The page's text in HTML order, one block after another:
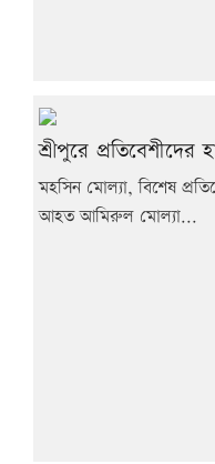
শ্রীপুরে
মহসিন মোল্যা, বিশেষ
আহত আমিরুল মোল্যা...